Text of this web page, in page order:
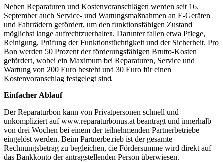
Neben Reparaturen und Kostenvoranschlägen werden seit 16.
September auch Service- und Wartungsmaßnahmen an E-Geräten
und Fahrrädern gefördert, um den funktionsfähigen Zustand
möglichst lange aufrechtzuerhalten. Darunter fallen etwa Pflege,
Reinigung, Prüfung der Funktionstüchtigkeit und der Sicherheit. Pro
Bon werden 50 Prozent der förderungsfähigen Brutto-Kosten
gefördert, wobei ein Maximum bei Reparaturen, Service und
Wartung von 200 Euro besteht und 30 Euro für einen
Kostenvoranschlag festgelegt sind.
Einfacher Ablauf
Der Reparaturbon kann von Privatpersonen schnell und
unkompliziert auf www.reparaturbonus.at beantragt und innerhalb
von drei Wochen bei einem der teilnehmenden Partnerbetriebe
eingelöst werden. Beim Partnerbetrieb ist der gesamte
Rechnungsbetrag zu begleichen, die Fördersumme wird direkt auf
das Bankkonto der antragstellenden Person überwiesen.